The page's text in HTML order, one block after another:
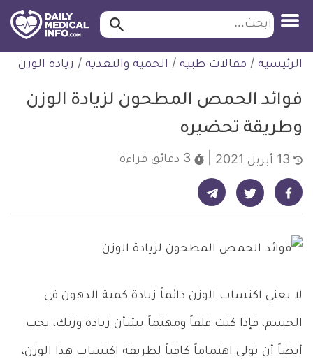
التخطي
للمحتوى
طبية
ابحث ابحث…
الرئيسية / مقالات طبية / الحمية والتغذية / زيادة الوزن
فوائد الحمص المطحون لزيادة الوزن
وطريقة تحضيره
3 دقائق قراءة
شارك على فيسبوك - ديلي ميديكال انفو شارك على تويتر - ديلي ميديكال انفو شارك على تيليجرام - ديلي ميديكال انفو
لا يعني اكتساب الوزن دائماً زيادة كمية الدهون في
الجسم، فإذا كنت قلقاً ومهتماً بشأن زيادة وزنك، يجب
أيضاً أن تولي اهتماماً كافياً لطريقة اكتساب هذا الوزن،